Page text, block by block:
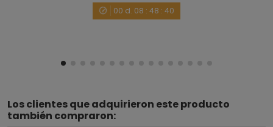
00 d. 08 :48 :40
Los clientes que adquirieron este producto
también compraron: